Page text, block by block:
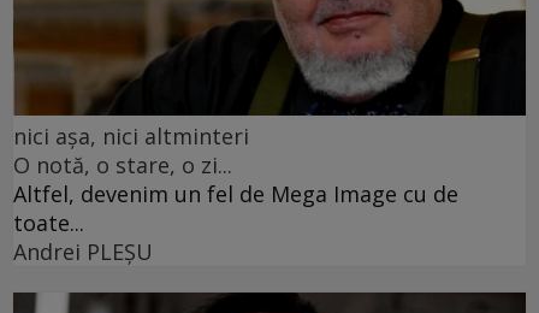
nici așa, nici altminteri
O notă, o stare, o zi...
Altfel, devenim un fel de Mega Image cu de
toate...
Andrei PLEŞU